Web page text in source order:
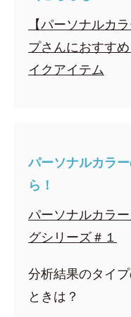
【パーソナルカ
プさんにおすす
イクアイテム
パーソナルカラ
ら！
パーソナルカラ
グシリーズ＃１
分析結果のタイ
ときは？